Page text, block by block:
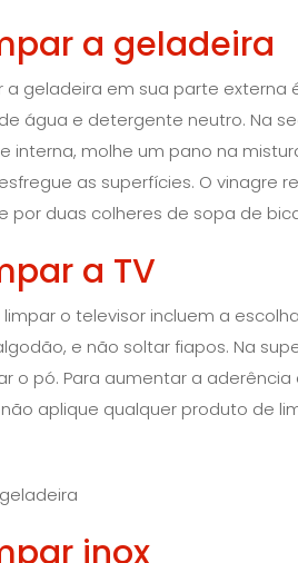
a geladeira
a geladeira em sua parte
água e detergente neutro. Na
interna, molhe um pano na
as superfícies. O vinagre
por duas colheres de sopa de
a TV
o televisor incluem a
e não soltar fiapos. Na
o pó. Para aumentar a
aplique qualquer produto de
inox